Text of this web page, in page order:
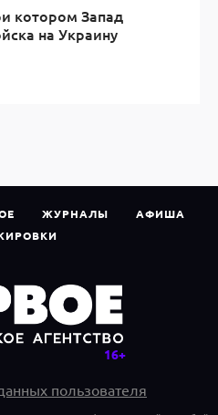
котором Запад
на Украину
ЖУРНАЛЫ
АФИША
пользователя